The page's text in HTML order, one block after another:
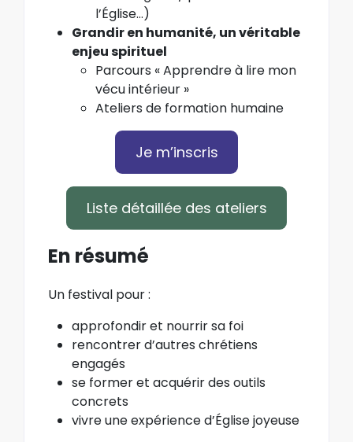
l’Église…)
Grandir en humanité, un véritable
enjeu spirituel
Parcours «Apprendre à lire mon
vécu intérieur »
Ateliers de formation humaine
Je m’inscris
Liste détaillée des ateliers
En résumé
Un festival pour :
approfondir et nourrir sa foi
rencontrer d’autres chrétiens
engagés
se former et acquérir des outils
concrets
vivre une expérience d’Église joyeuse